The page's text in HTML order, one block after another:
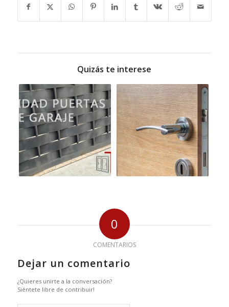
Quizás te interese
0
COMENTARIOS
Dejar un comentario
¿Quieres unirte a la conversación?
Siéntete libre de contribuir!